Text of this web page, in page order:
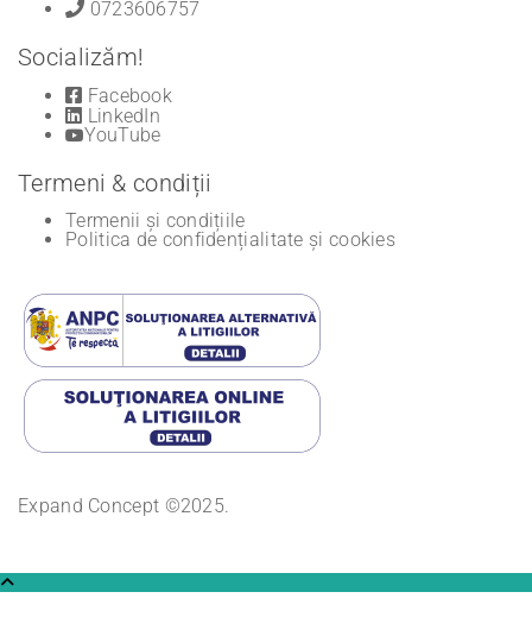
0723606757
Socializăm!
Facebook
LinkedIn
YouTube
Termeni & condiții
Termenii și condițiile
Politica de confidențialitate și cookies
Expand Concept ©2025.